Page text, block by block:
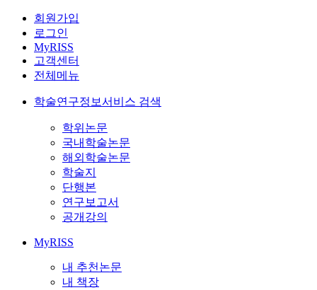
회원가입
로그인
MyRISS
고객센터
전체메뉴
학술연구정보서비스 검색
학위논문
국내학술논문
해외학술논문
학술지
단행본
연구보고서
공개강의
MyRISS
내 추천논문
내 책장